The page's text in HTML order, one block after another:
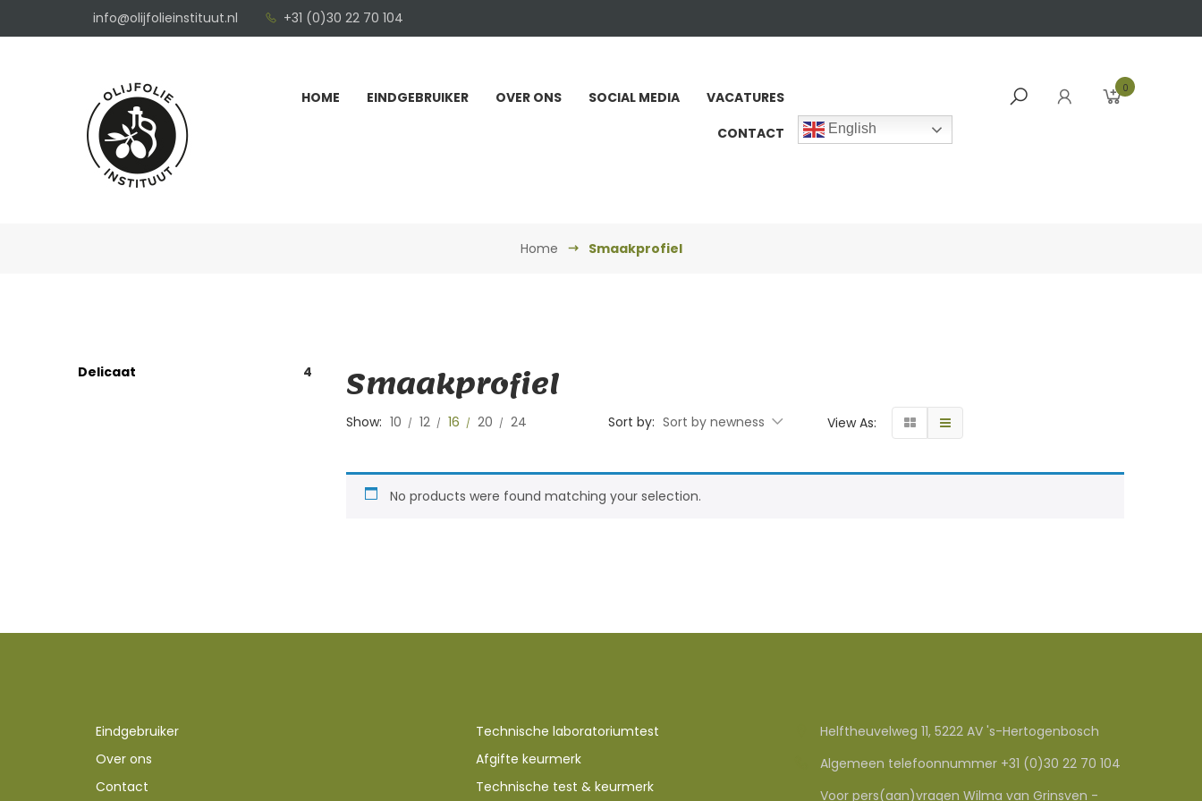
info@olijfolieinstituut.nl +31 (0)30 22 70 104
HOME EINDGEBRUIKER OVER ONS SOCIAL MEDIA
VACATURES
CONTACT
English
0
Home Smaakprofiel
Delicaat 4 Smaakprofiel
Show: 10 12 16 20 24 Sort by: Sort by newness View As:
No products were found matching your selection.
Eindgebruiker
Over ons
Contact
Technische laboratoriumtest
Afgifte keurmerk
Technische test & keurmerk
Helftheuvelweg 11, 5222 AV 's-Hertogenbosch
Algemeen telefoonnummer +31 (0)30 22 70 104
Voor pers(aan)vragen Wilma van Grinsven -